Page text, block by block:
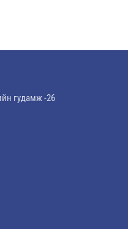
гудамж -26